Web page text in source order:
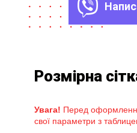
Розмірна
Увага! Перед
свої параметри з